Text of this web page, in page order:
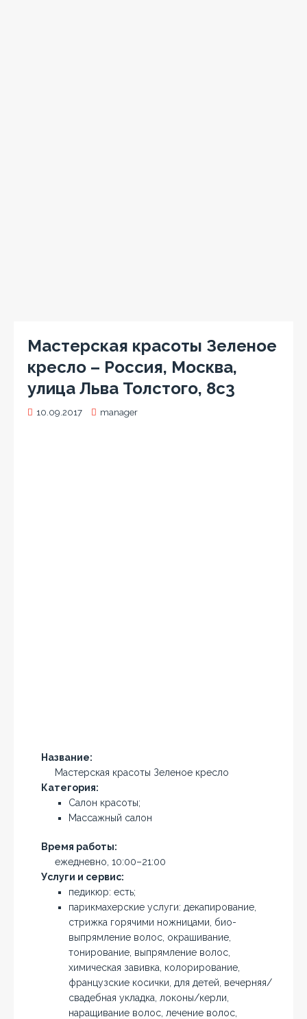
Мастерская красоты Зеленое
кресло – Россия, Москва,
улица Льва Толстого, 8с3
10.09.2017 manager
Название:
Мастерская красоты Зеленое кресло
Категория:
Салон красоты;
Массажный салон
Время работы:
ежедневно, 10:00–21:00
Услуги и сервис:
педикюр: есть;
парикмахерские услуги: декапирование,
стрижка горячими ножницами, био-
выпрямление волос, окрашивание,
тонирование, выпрямление волос,
химическая завивка, колорирование,
французские косички, для детей, вечерняя/
свадебная укладка, локоны/керли,
наращивание волос, лечение волос,